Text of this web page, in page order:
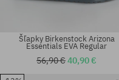
Šľapky Birkenstock Arizona
Essentials EVA Regular
56,90 €40,90 €